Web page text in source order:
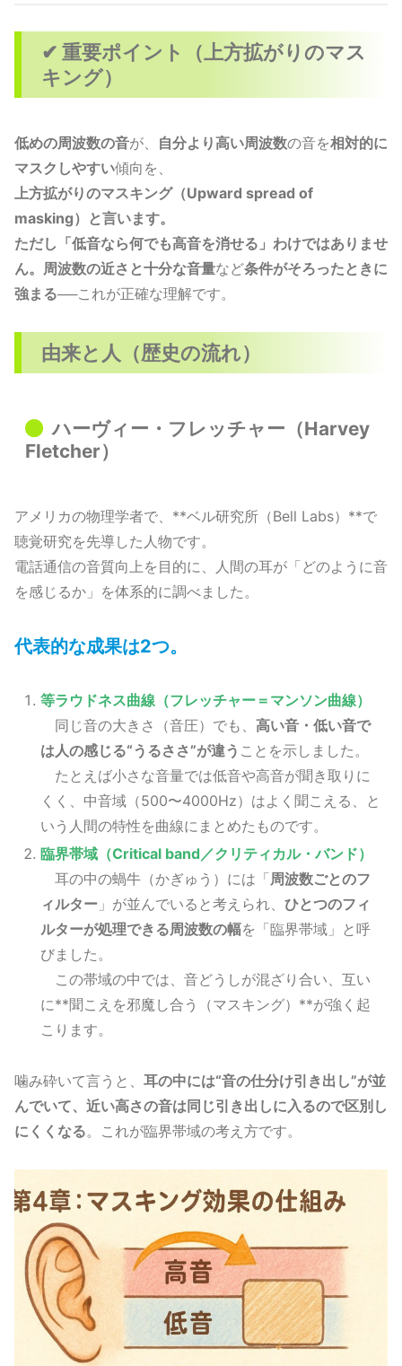
✔ 重要ポイント（上方拡がりのマス
キング）
低めの周波数の音が、 自分より高い周波数の音を相対的に
マスクしやすい傾向を、
上方拡がりのマスキング（Upward spread of
masking）と言います。
ただし「低音なら何でも高音を消せる」わけではありませ
ん。周波数の近さと十分な音量など条件がそろったときに
強まる──これが正確な理解です。
由来と人（歴史の流れ）
ハーヴィー・フレッチャー（Harvey
Fletcher）
アメリカの物理学者で、**ベル研究所（Bell Labs）**で
聴覚研究を先導した人物です。
電話通信の音質向上を目的に、人間の耳が「どのように音
を感じるか」を体系的に調べました。
代表的な成果は2つ。
等ラウドネス曲線（フレッチャー＝マンソン曲線）
同じ音の大きさ（音圧）でも、高い音・低い音で
は人の感じる“うるささ”が違う ことを示しました。
たとえば小さな音量では低音や高音が聞き取りに
くく、中音域（500〜4000Hz）はよく聞こえる、と
いう人間の特性を曲線にまとめたものです。
臨界帯域（Critical band／クリティカル・バンド）
耳の中の蝸牛（かぎゅう）には「周波数ごとのフ
ィルター 」が並んでいると考えられ、ひとつのフィ
ルターが処理できる周波数の幅を「臨界帯域」と呼
びました。
この帯域の中では、音どうしが混ざり合い、互い
に**聞こえを邪魔し合う（マスキング）**が強く起
こります。
噛み砕いて言うと、 耳の中には“音の仕分け引き出し”が並
んでいて、近い高さの音は同じ引き出しに入るので区別し
にくくなる。これが臨界帯域の考え方です。